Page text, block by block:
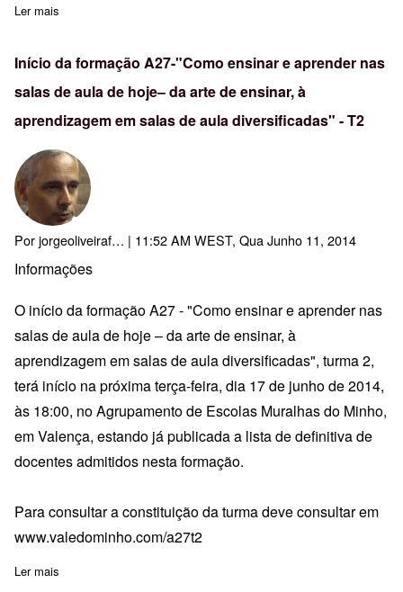
Ler mais
Início da formação A27-"Como ensinar e aprender nas
salas de aula de hoje– da arte de ensinar, à
aprendizagem em salas de aula diversificadas" - T2
Porjorgeoliveiraf… | 11:52 AM WEST, Qua Junho 11, 2014
Informações
O início da formação A27 - "Como ensinar e aprender nas
salas de aula de hoje – da arte de ensinar, à
aprendizagem em salas de aula diversificadas", turma 2,
terá início na próxima terça-feira, dia 17 de junho de 2014,
às 18:00, no Agrupamento de Escolas Muralhas do Minho,
em Valença, estando já publicada a lista de definitiva de
docentes admitidos nesta formação.
Para consultar a constituição da turma deve consultar em
www.valedominho.com/a27t2
Ler mais